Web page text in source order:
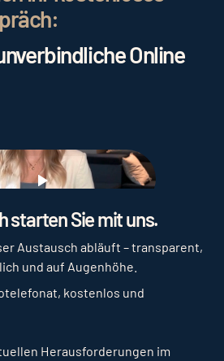
Online
Play
starten Sie mit uns.
Austausch abläuft – transparent,
und auf Augenhöhe.
kostenlos und
Herausforderungen im